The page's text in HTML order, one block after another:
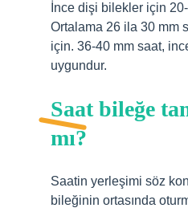
İnce dişi bilekler için
Ortalama 26 ila 30 mm
için. 36-40 mm saat,
uygundur.
Saat bileğe
mı?
Saatin yerleşimi söz
bileğinin ortasında